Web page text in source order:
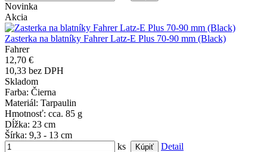
Novinka
Akcia
Zasterka na blatníky Fahrer Latz-E Plus 70-90 mm (Black)
Fahrer
12,70 €
10,33 bez DPH
Skladom
Farba: Čierna
Materiál: Tarpaulin
Hmotnosť: cca. 85 g
Dĺžka: 23 cm
Šírka: 9,3 - 13 cm
ks
Detail